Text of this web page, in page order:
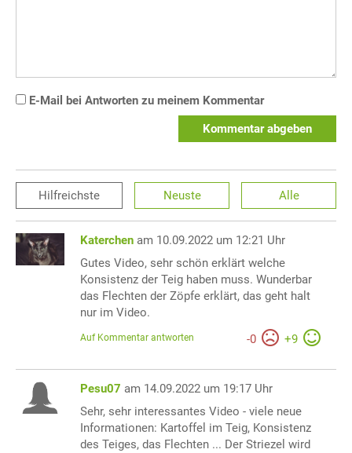
E-Mail bei Antworten zu meinem Kommentar
Kommentar abgeben
Hilfreichste Neuste Alle
Katerchen am 10.09.2022 um 12:21 Uhr
Gutes Video, sehr schön erklärt welche
Konsistenz der Teig haben muss. Wunderbar
das Flechten der Zöpfe erklärt, das geht halt
nur im Video.
-0 +9
Auf Kommentar antworten
Pesu07 am 14.09.2022 um 19:17 Uhr
Sehr, sehr interessantes Video - viele neue
Informationen: Kartoffel im Teig, Konsistenz
des Teiges, das Flechten ... Der Striezel wird